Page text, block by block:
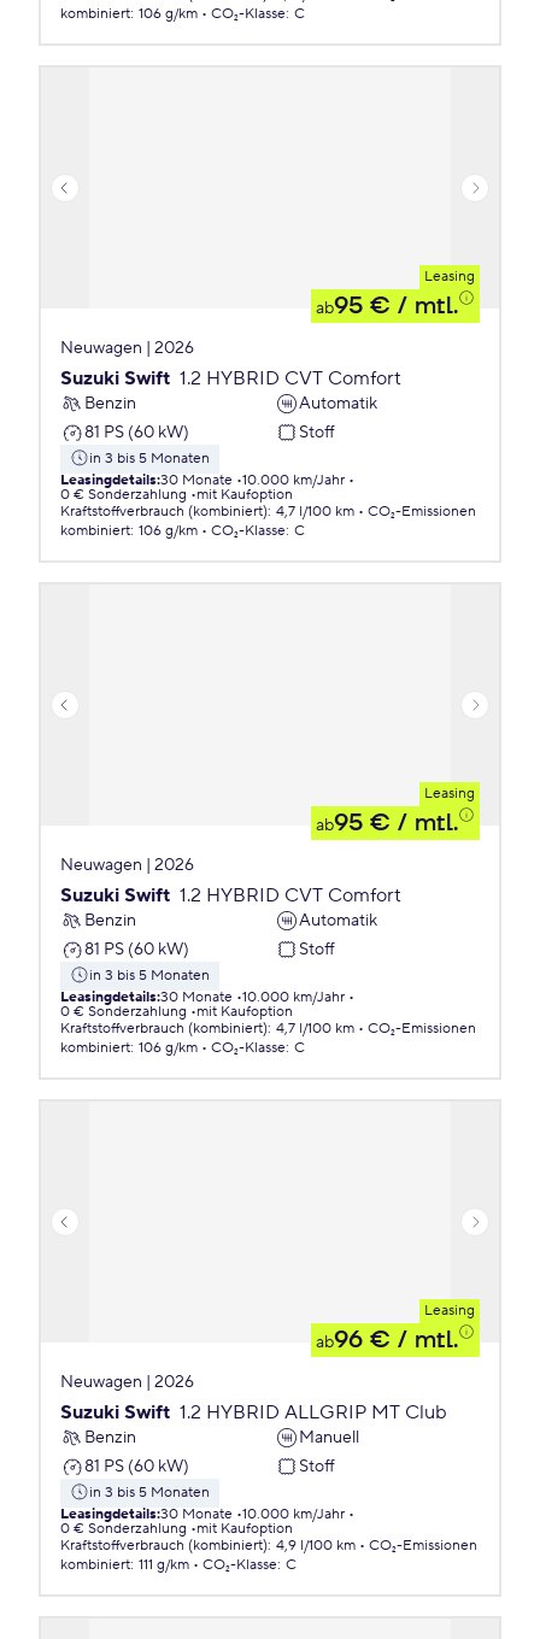
kombiniert: 106 g/km CO₂-Klasse: C
Leasing
ab95 € / mtl.
Neuwagen | 2026
Suzuki Swift 1.2 HYBRID CVT Comfort
Benzin
Automatik
81 PS (60 kW)
Stoff
in 3 bis 5 Monaten
Leasingdetails:30 Monate 10.000 km/Jahr
0 € Sonderzahlung
mit Kaufoption
Kraftstoffverbrauch (kombiniert): 4,7 l/100 km
CO₂-Emissionen
kombiniert: 106 g/km CO₂-Klasse: C
Leasing
ab95 € / mtl.
Neuwagen | 2026
Suzuki Swift 1.2 HYBRID CVT Comfort
Benzin
Automatik
81 PS (60 kW)
Stoff
in 3 bis 5 Monaten
Leasingdetails:30 Monate 10.000 km/Jahr
0 € Sonderzahlung
mit Kaufoption
Kraftstoffverbrauch (kombiniert): 4,7 l/100 km
CO₂-Emissionen
kombiniert: 106 g/km CO₂-Klasse: C
Leasing
ab96 € / mtl.
Neuwagen | 2026
Suzuki Swift 1.2 HYBRID ALLGRIP MT Club
Benzin
Manuell
81 PS (60 kW)
Stoff
in 3 bis 5 Monaten
Leasingdetails:30 Monate 10.000 km/Jahr
0 € Sonderzahlung
mit Kaufoption
Kraftstoffverbrauch (kombiniert): 4,9 l/100 km
CO₂-Emissionen
kombiniert: 111 g/km CO₂-Klasse: C